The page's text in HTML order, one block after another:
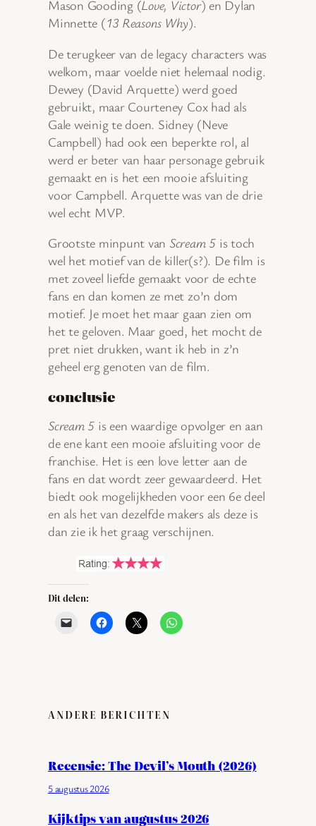
Mason Gooding (Love, Victor) en Dylan
Minnette (13 Reasons Why).
De terugkeer van de legacy characters was
welkom, maar voelde niet helemaal nodig.
Dewey (David Arquette) werd goed
gebruikt, maar Courteney Cox had als
Gale weinig te doen. Sidney (Neve
Campbell) had ook een beperkte rol, al
werd er beter van haar personage gebruik
gemaakt en is het een mooie afsluiting
voor Campbell. Arquette was van de drie
wel echt MVP.
Grootste minpunt van Scream 5 is toch
wel het motief van de killer(s?). De film is
met zoveel liefde gemaakt voor de echte
fans en dan komen ze met zo’n dom
motief. Je moet het maar gaan zien om
het te geloven. Maar goed, het mocht de
pret niet drukken, want ik heb in z’n
geheel erg genoten van de film.
conclusie
Scream 5 is een waardige opvolger en aan
de ene kant een mooie afsluiting voor de
franchise. Het is een love letter aan de
fans en dat wordt zeer gewaardeerd. Het
biedt ook mogelijkheden voor een 6e deel
en als het van dezelfde makers als deze is
dan zie ik het graag verschijnen.
Dit delen:
ANDERE BERICHTEN
Recensie: The Devil’s Mouth (2026)
5 augustus 2026
Kijktips van augustus 2026